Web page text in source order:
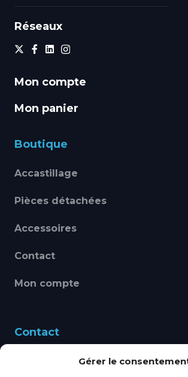
Gérer le
Réseaux
Mon compte
Mon panier
Boutique
Accastillage
Pièces détachées
Accessoires
Contact
Mon compte
Contact
460 Avenue Alain Le